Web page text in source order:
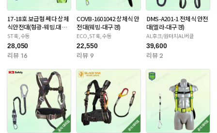
17-18호 보급형 쎄다 상체
식안전대(형광-웨빙.대구
경)
ST훅,수동
28,050
리뷰 16
COVB-1601042 상체식 안
전대(웨빙-대구경)
ECO,ST훅,수동
22,550
리뷰 9
DMS-A201-1 전체식 안전
대(엘라-대구경)
AL후크/원터치AL버클
39,600
리뷰 2